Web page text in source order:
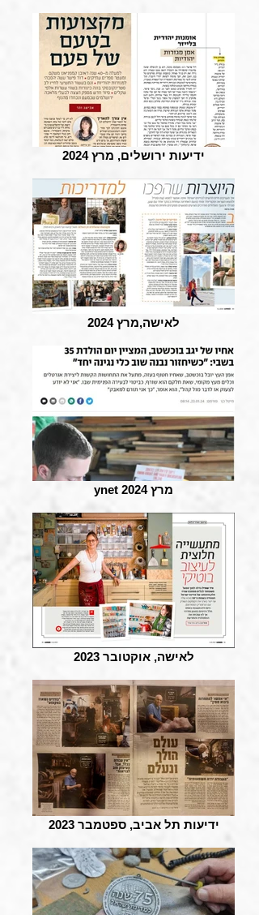
ידיעות ירושלים, מרץ 2024
לאישה,מרץ 2024
ynet מרץ 2024
לאישה, אוקטובר 2023
ידיעות תל אביב, ספטמבר 2023